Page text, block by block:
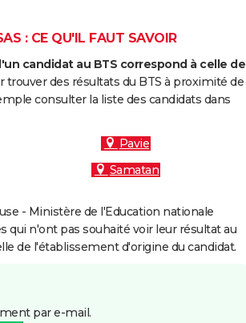
: CE QU'IL FAUT SAVOIR
candidat au BTS correspond à celle de
trouver des résultats du BTS à proximité de
consulter la liste des candidats dans
Pavie
Samatan
- Ministère de l'Education nationale
qui n'ont pas souhaité voir leur résultat au
de l'établissement d'origine du candidat.
par e-mail.